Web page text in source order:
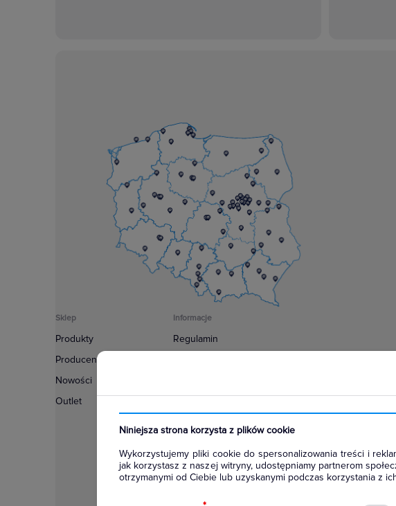
Niniejsza strona korzysta z plików cookie
Wykorzystujemy pliki cookie do spersonalizowania treści i
jak korzystasz z naszej witryny, udostępniamy partnerom
otrzymanymi od Ciebie lub uzyskanymi podczas korzystania z
Sklep
Produkty
Producenci
Nowości
Outlet
Informacje
Regulamin
Konfiguratory
Najczęściej zadawane pytania